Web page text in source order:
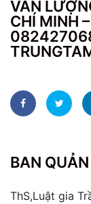
VĂN
CHÍ MINH
BAN
ThS,Luật gia